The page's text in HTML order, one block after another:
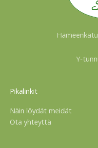
Y-
Pikalinkit
Näin löydät meidät
Ota yhteyttä